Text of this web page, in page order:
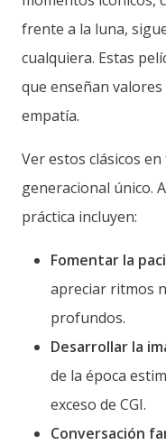
frente a la luna,
cualquiera. Estas
que enseñan
empatía.
Ver estos clásicos
generacional único.
práctica incluyen:
Fomentar la
apreciar ritmos
profundos.
Desarrollar la
de la época
exceso de CGI.
Conversación